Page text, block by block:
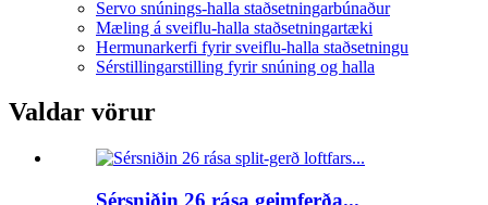
Servo snúnings-halla staðsetningarbúnaður
Mæling á sveiflu-halla staðsetningartæki
Hermunarkerfi fyrir sveiflu-halla staðsetningu
Sérstillingarstilling fyrir snúning og halla
Valdar vörur
Sérsniðin 26 rása geimferða...